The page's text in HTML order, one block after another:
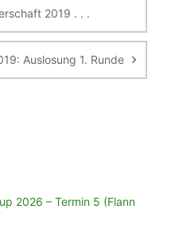
2019 . . .
Auslosung 1. Runde
2026 – Termin 5 (Flann